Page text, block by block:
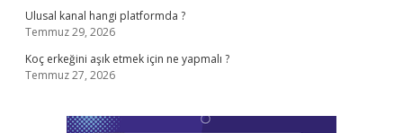
Ulusal kanal hangi platformda ?
Temmuz 29, 2026
Koç erkeğini aşık etmek için ne yapmalı ?
Temmuz 27, 2026